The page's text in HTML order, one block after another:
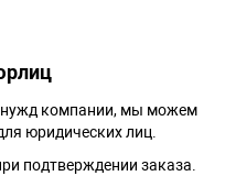
нужд компании, мы можем
юридических лиц.
подтверждении заказа.